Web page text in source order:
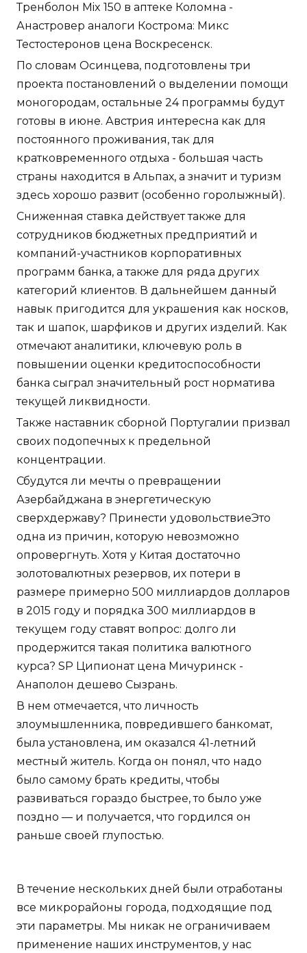
Тренболон Mix 150 в аптеке Коломна -
Анастровер аналоги Кострома: Микс
Тестостеронов цена Воскресенск.
По словам Осинцева, подготовлены три
проекта постановлений о выделении помощи
моногородам, остальные 24 программы будут
готовы в июне. Австрия интересна как для
постоянного проживания, так для
кратковременного отдыха - большая часть
страны находится в Альпах, а значит и туризм
здесь хорошо развит (особенно горолыжный).
Сниженная ставка действует также для
сотрудников бюджетных предприятий и
компаний-участников корпоративных
программ банка, а также для ряда других
категорий клиентов. В дальнейшем данный
навык пригодится для украшения как носков,
так и шапок, шарфиков и других изделий. Как
отмечают аналитики, ключевую роль в
повышении оценки кредитоспособности
банка сыграл значительный рост норматива
текущей ликвидности.
Также наставник сборной Португалии призвал
своих подопечных к предельной
концентрации.
Сбудутся ли мечты о превращении
Азербайджана в энергетическую
сверхдержаву? Принести удовольствиеЭто
одна из причин, которую невозможно
опровергнуть. Хотя у Китая достаточно
золотовалютных резервов, их потери в
размере примерно 500 миллиардов долларов
в 2015 году и порядка 300 миллиардов в
текущем году ставят вопрос: долго ли
продержится такая политика валютного
курса? SP Ципионат цена Мичуринск -
Анаполон дешево Сызрань.
В нем отмечается, что личность
злоумышленника, повредившего банкомат,
была установлена, им оказался 41-летний
местный житель. Когда он понял, что надо
было самому брать кредиты, чтобы
развиваться гораздо быстрее, то было уже
поздно — и получается, что гордился он
раньше своей глупостью.
В течение нескольких дней были отработаны
все микрорайоны города, подходящие под
эти параметры. Мы никак не ограничиваем
применение наших инструментов, у нас